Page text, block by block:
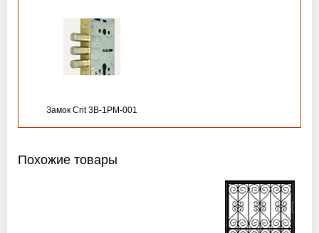
Замок Crit 3B-1PM-001
Похожие товары